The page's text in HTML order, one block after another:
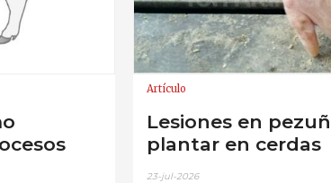
Artículo
Lesiones en
plantar en cerdas
23-jul-2026